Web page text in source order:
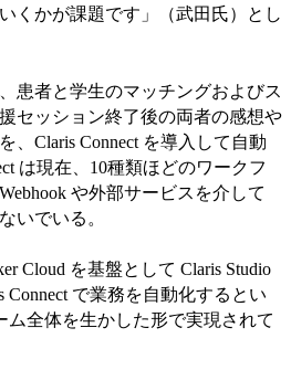
くかが課題です」（武田氏）とし
患者と学生のマッチングおよびス
セッション終了後の両者の感想や
、Claris Connect を導入して自動
は現在、10種類ほどのワークフ
や外部サービスを介して
いでいる。
Cloud を基盤として Claris Studio
Connect で業務を自動化するとい
ム全体を生かした形で実現されて